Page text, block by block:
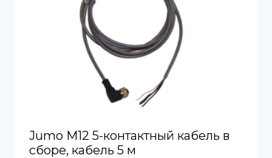
Jumo M12 5-контактный кабель в
сборе, кабель 5 м